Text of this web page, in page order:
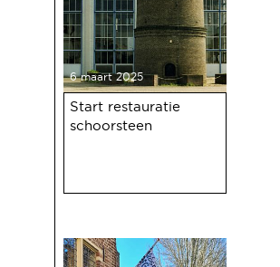
6 maart 2025
Start restauratie
schoorsteen